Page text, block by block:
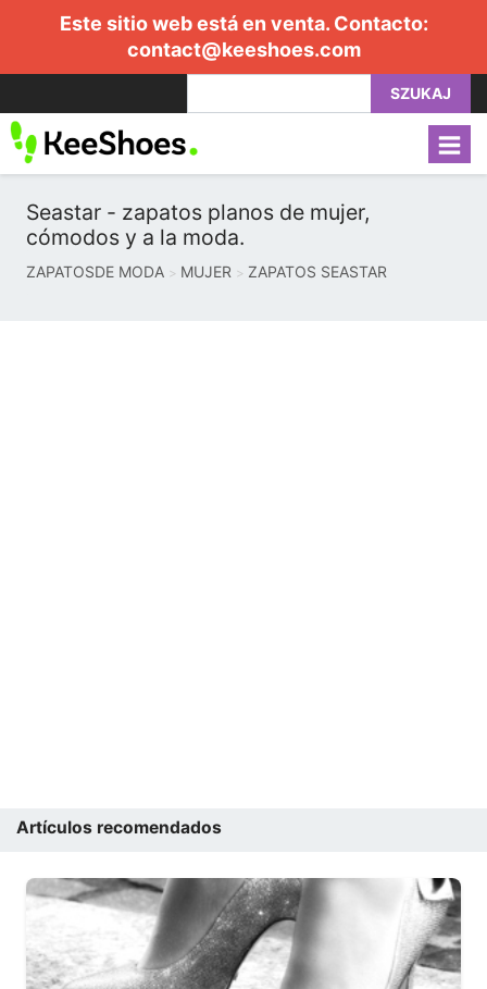
Este sitio web está en venta. Contacto:
contact@keeshoes.com
SZUKAJ
Seastar - zapatos planos de mujer,
cómodos y a la moda.
ZAPATOSDE MODA MUJER ZAPATOS SEASTAR
Artículos recomendados